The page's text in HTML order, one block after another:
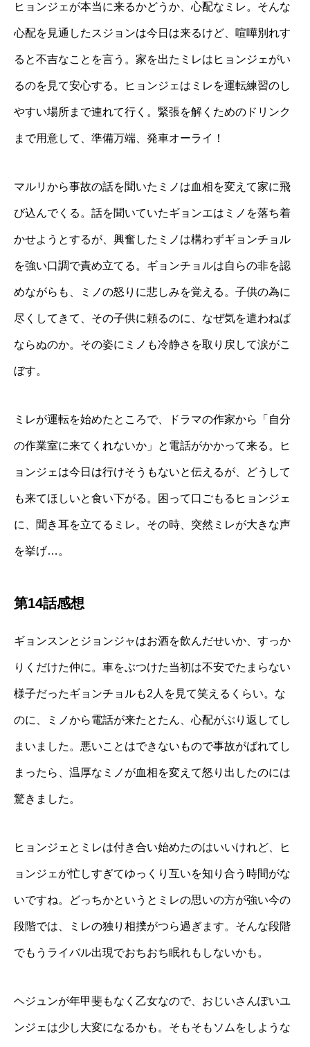
ヒョンジェが本当に来るかどうか、心配なミレ。そんな
心配を見通したスジョンは今日は来るけど、喧嘩別れす
ると不吉なことを言う。家を出たミレはヒョンジェがい
るのを見て安心する。ヒョンジェはミレを運転練習のし
やすい場所まで連れて行く。緊張を解くためのドリンク
まで用意して、準備万端、発車オーライ！
マルリから事故の話を聞いたミノは血相を変えて家に飛
び込んでくる。話を聞いていたギョンエはミノを落ち着
かせようとするが、興奮したミノは構わずギョンチョル
を強い口調で責め立てる。ギョンチョルは自らの非を認
めながらも、ミノの怒りに悲しみを覚える。子供の為に
尽くしてきて、その子供に頼るのに、なぜ気を遣わねば
ならぬのか。その姿にミノも冷静さを取り戻して涙がこ
ぼす。
ミレが運転を始めたところで、ドラマの作家から「自分
の作業室に来てくれないか」と電話がかかって来る。ヒ
ョンジェは今日は行けそうもないと伝えるが、どうして
も来てほしいと食い下がる。困って口ごもるヒョンジェ
に、聞き耳を立てるミレ。その時、突然ミレが大きな声
を挙げ…。
第14話感想
ギョンスンとジョンジャはお酒を飲んだせいか、すっか
りくだけた仲に。車をぶつけた当初は不安でたまらない
様子だったギョンチョルも2人を見て笑えるくらい。な
のに、ミノから電話が来たとたん、心配がぶり返してし
まいました。悪いことはできないもので事故がばれてし
まったら、温厚なミノが血相を変えて怒り出したのには
驚きました。
ヒョンジェとミレは付き合い始めたのはいいけれど、ヒ
ョンジェが忙しすぎてゆっくり互いを知り合う時間がな
いですね。どっちかというとミレの思いの方が強い今の
段階では、ミレの独り相撲がつら過ぎます。そんな段階
でもうライバル出現でおちおち眠れもしないかも。
ヘジュンが年甲斐もなく乙女なので、おじいさんぽいユ
ンジェは少し大変になるかも。そもそもソムをしような